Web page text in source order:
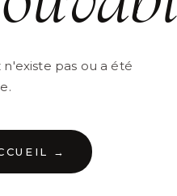
pas ou a été
→